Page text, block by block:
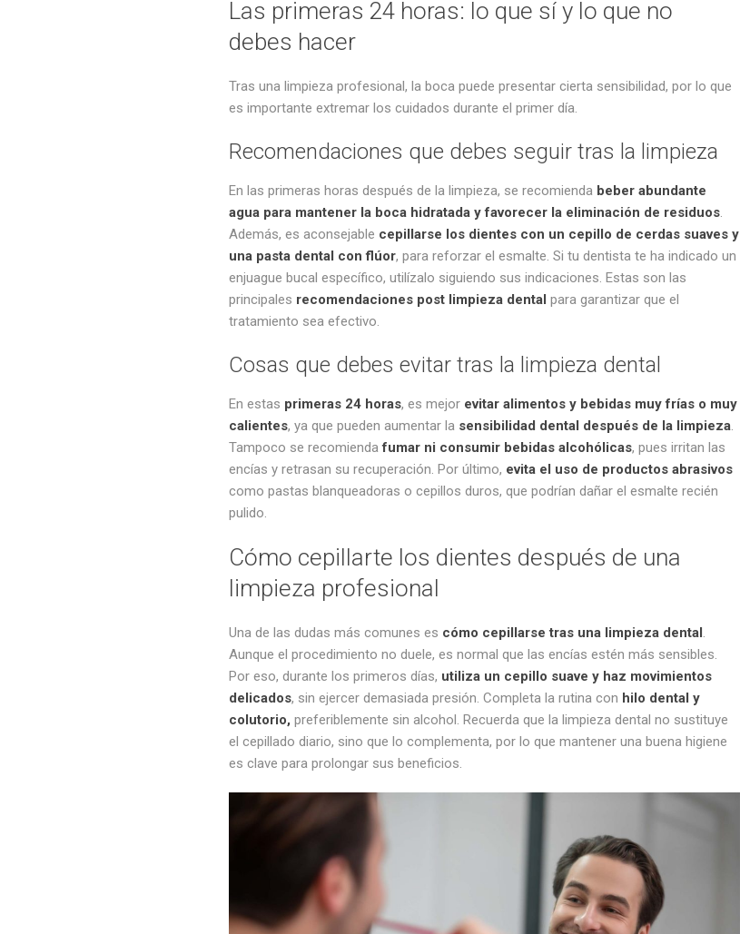
Las primeras 24 horas: lo que sí y lo que no
debes hacer
Tras una limpieza profesional, la boca puede presentar cierta sensibilidad, por lo que
es importante extremar los cuidados durante el primer día.
Recomendaciones que debes seguir tras la limpieza
En las primeras horas después de la limpieza, se recomienda beber abundante
agua para mantener la boca hidratada y favorecer la eliminación de residuos
Además, es aconsejable cepillarse los dientes con un cepillo de cerdas suaves y
una pasta dental con flúor, para reforzar el esmalte. Si tu dentista te ha indicado un
enjuague bucal específico, utilízalo siguiendo sus indicaciones. Estas son las
principales recomendaciones post limpieza dental para garantizar que el
tratamiento sea efectivo.
Cosas que debes evitar tras la limpieza dental
En estas primeras 24 horas, es mejor evitar alimentos y bebidas muy frías o muy
calientes, ya que pueden aumentar la sensibilidad dental después de la limpieza
Tampoco se recomiendafumar ni consumir bebidas alcohólicas, pues irritan las
encías y retrasan su recuperación. Por último, evita el uso de productos abrasivos
como pastas blanqueadoras o cepillos duros, que podrían dañar el esmalte recién
pulido.
Cómo cepillarte los dientes después de una
limpieza profesional
Una de las dudas más comunes es cómo cepillarse tras una limpieza dental
Aunque el procedimiento no duele, es normal que las encías estén más sensibles.
Por eso, durante los primeros días, utiliza un cepillo suave y haz movimientos
delicados, sin ejercer demasiada presión. Completa la rutina con hilo dental y
colutorio, preferiblemente sin alcohol. Recuerda que la limpieza dental no sustituye
el cepillado diario, sino que lo complementa, por lo que mantener una buena higiene
es clave para prolongar sus beneficios.